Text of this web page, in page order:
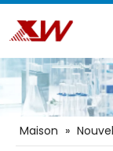
Maison »